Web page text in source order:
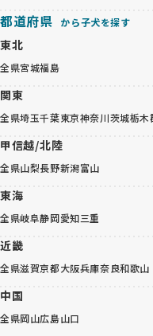
都道府県 から子犬を探す
東北
全県宮城福島
関東
全県埼玉千葉東京神奈川茨城栃木
甲信越/北陸
全県山梨長野新潟富山
東海
全県岐阜静岡愛知三重
近畿
全県滋賀京都大阪兵庫奈良和歌山
中国
全県岡山広島山口